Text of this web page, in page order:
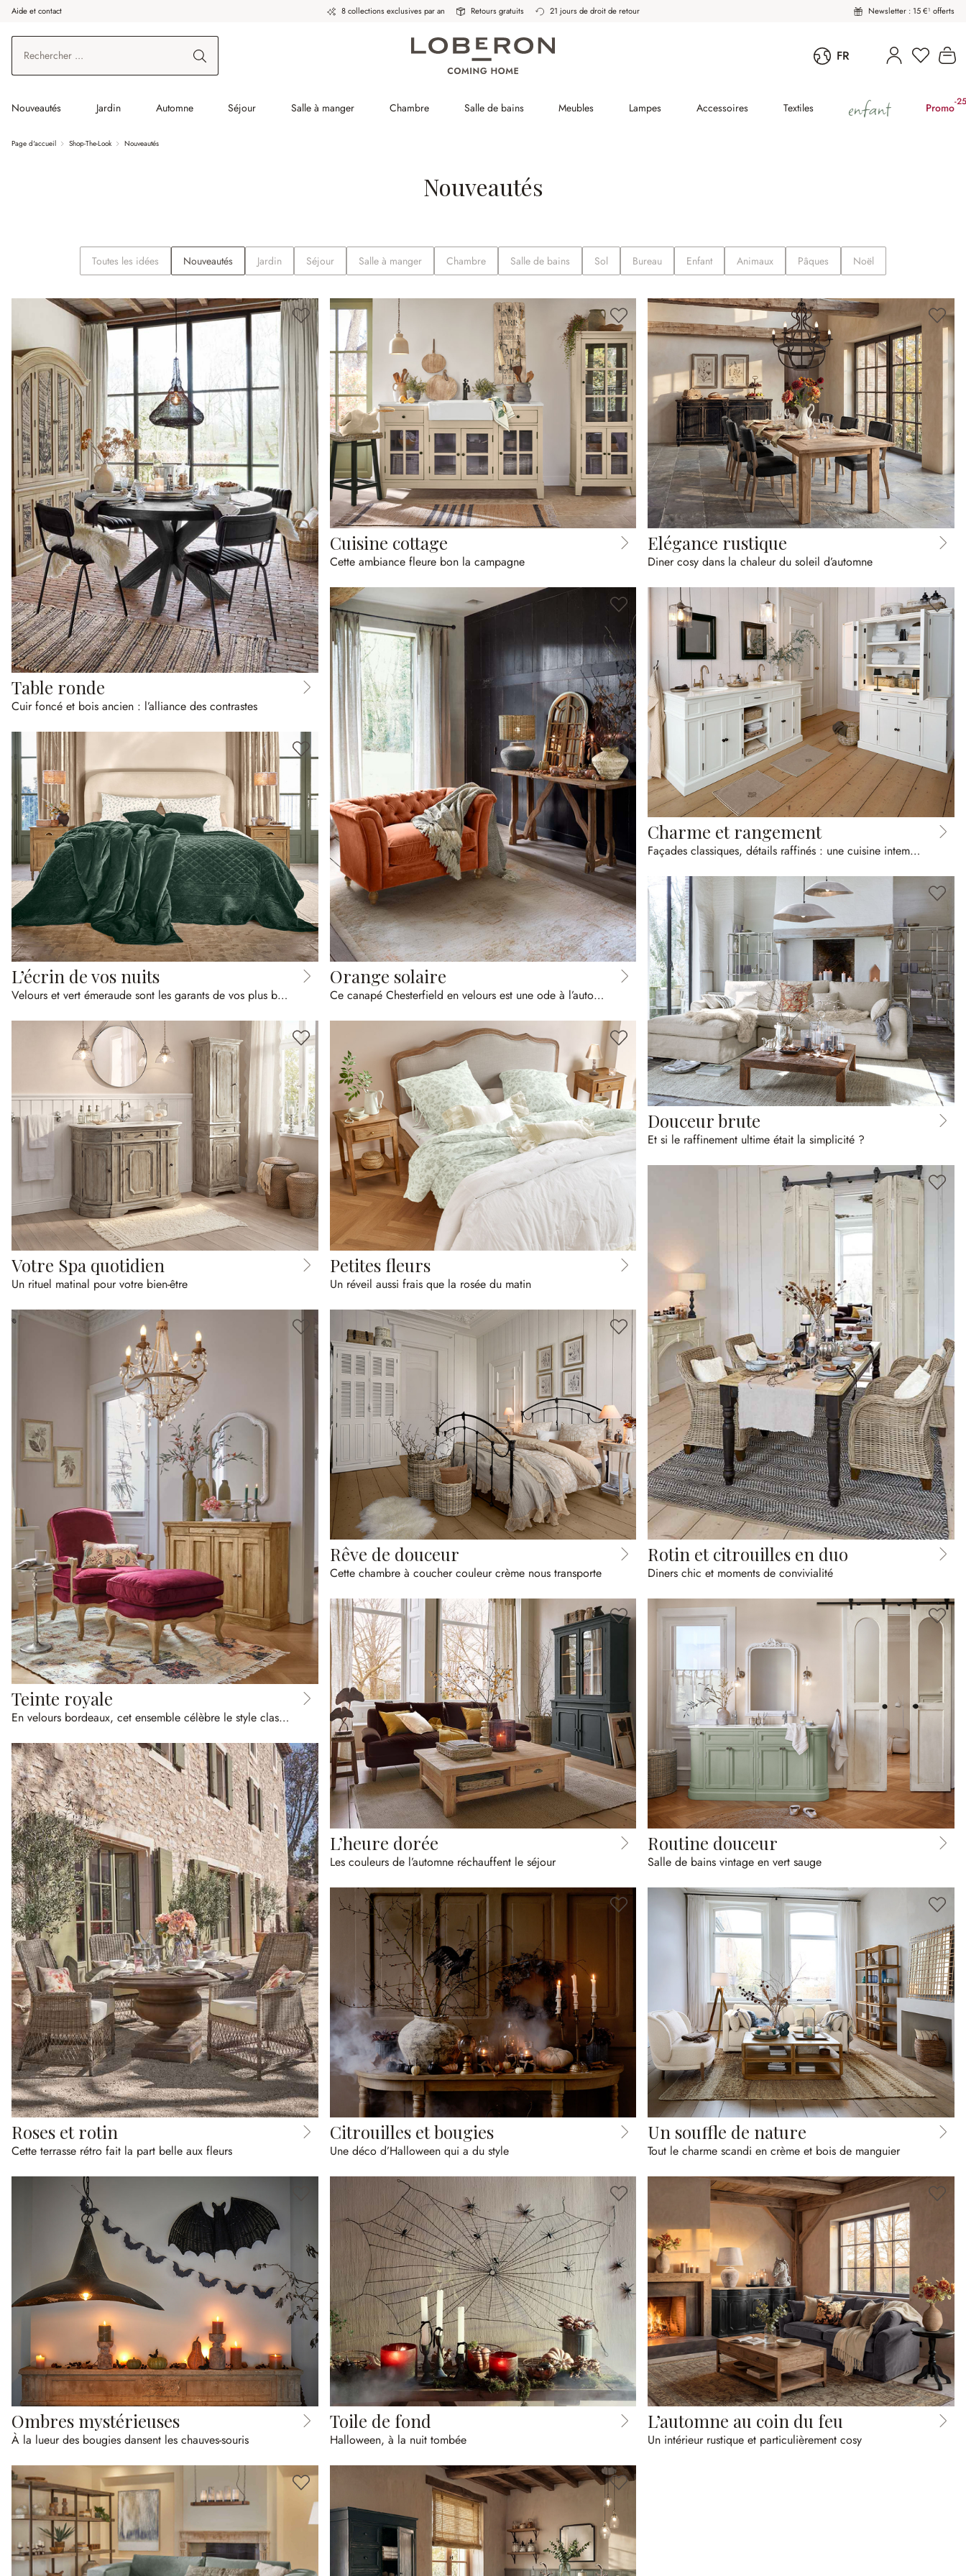
au contenu principal
Aller à la recherche
Aller à la navigation principale
Aide et contact 8 collections exclusives par an Retours gratuits 21 jours de droit de retour Newsletter : 15 €¹ offerts
FR Vous
Nouveautés Jardin Automne Séjour Salle à manger Chambre Salle de bains Meubles Lampes Accessoires Textiles enfant Promo-
Page d'accueil Shop-The-Look Nouveautés
Nouveautés
Toutes les idées Nouveautés Jardin Séjour Salle à manger Chambre Salle de bains Sol Bureau Enfant Animaux Pâques Noël
Table ronde
Cuir foncé et bois ancien : l’alliance des contrastes
Cuisine cottage
Cette ambiance fleure bon la campagne
Elégance rustique
Diner cosy dans la chaleur du soleil d’automne
Orange solaire
Ce canapé Chesterfield en velours est une ode à l’automne
Charme et rangement
Façades classiques, détails raffinés : une cuisine intemporelle et parée pour le quotidien
L’écrin de vos nuits
Velours et vert émeraude sont les garants de vos plus beaux rêves
Douceur brute
Et si le raffinement ultime était la simplicité ?
Votre Spa quotidien
Un rituel matinal pour votre bien-être
Petites fleurs
Un réveil aussi frais que la rosée du matin
Rotin et citrouilles en duo
Diners chic et moments de convivialité
Teinte royale
En velours bordeaux, cet ensemble célèbre le style classique
Rêve de douceur
Cette chambre à coucher couleur crème nous transporte
L’heure dorée
Les couleurs de l’automne réchauffent le séjour
Routine douceur
Salle de bains vintage en vert sauge
Roses et rotin
Cette terrasse rétro fait la part belle aux fleurs
Citrouilles et bougies
Une déco d’Halloween qui a du style
Un souffle de nature
Tout le charme scandi en crème et bois de manguier
Ombres mystérieuses
À la lueur des bougies dansent les chauves-souris
Toile de fond
Halloween, à la nuit tombée
L’automne au coin du feu
Un intérieur rustique et particulièrement cosy